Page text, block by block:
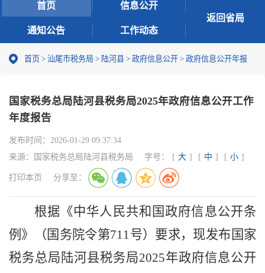
首页 信息公开
通知公告 工作动态
返回省局
首页 > 汕尾市税务局 > 陆河县 > 政府信息公开 > 政府信息公开年报
国家税务总局陆河县税务局2025年政府信息公开工作
年度报告
发布时间： 2026-01-29 09:37:34
来源：
国家税务总局陆河县税务局 字号： [ 大 ] [ 中 ] [ 小 ]
打印本页 分享至：
根据《中华人民共和国政府信息公开条
例》
（ 国务院令第711号） 要求，现发布国家
税务总局 陆河县税务局2025年政府信息公开